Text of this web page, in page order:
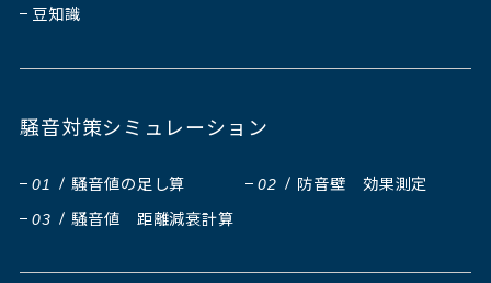
豆知識
騒音対策シミュレーション
01 騒音値の足し算 02 防音壁 効果測定
03 騒音値 距離減衰計算